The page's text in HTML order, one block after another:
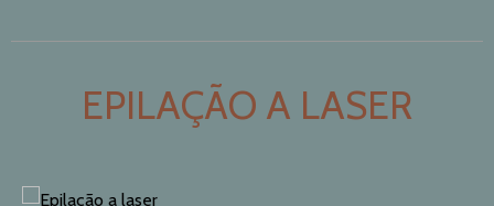
EPILAÇÃO A LASER